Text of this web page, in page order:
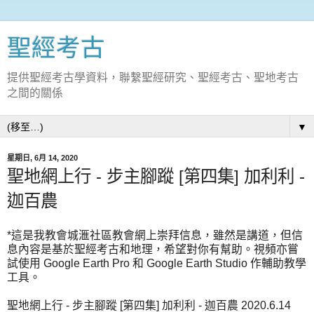
聖經考古
提供聖經考古學資料，聯繫聖經研究、聖經考古、聖地考古
之間的關係
▼
星期日, 6月 14, 2020
聖地網上行 - 步主腳蹤 [第四集] 加利利 -
迦百農
*這是我教會城滙社區教會網上崇拜信息，雖然是講道，但信
息內容是基於聖經考古和地理，希望對你有幫助。視頻亦嘗
試使用 Google Earth Pro 和 Google Earth Studio 作輔助教學
工具。
聖地網上行 - 步主腳蹤 [第四集] 加利利 - 迦百農 2020.6.14